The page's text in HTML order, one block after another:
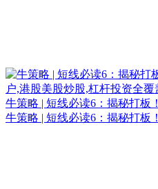
牛策略 | 短线必读6：揭秘打板！
牛策略 | 短线必读6：揭秘打板！